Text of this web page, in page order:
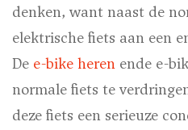
denken, want naast de
elektrische fiets aan een
De e-bike heren ende e-
normale fiets te
deze fiets een serieuze